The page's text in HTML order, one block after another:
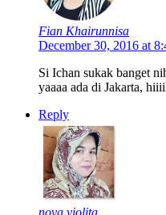
Fian Khairunnisa
December 30, 2016 at
Si Ichan sukak banget
yaaaa ada di Jakarta,
Reply
nova violita